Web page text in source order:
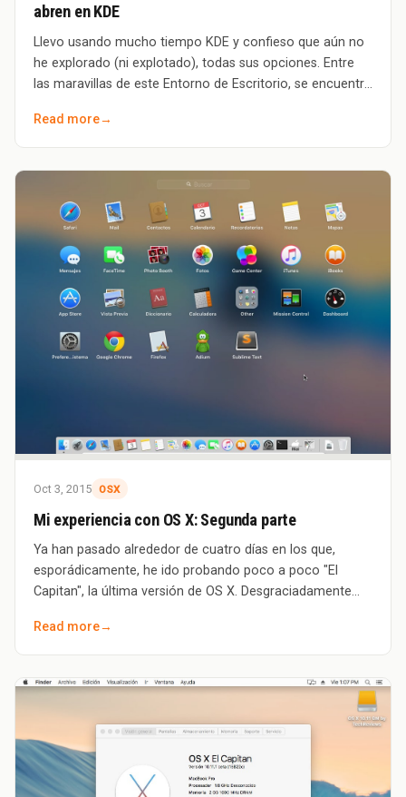
abren en KDE
Llevo usando mucho tiempo KDE y confieso que aún no
he explorado (ni explotado), todas sus opciones. Entre
las maravillas de este Entorno de Escritorio, se encuentra
Read more→
Oct 3, 2015 OSX
Mi experiencia con OS X: Segunda parte
Ya han pasado alrededor de cuatro días en los que,
esporádicamente, he ido probando poco a poco "El
Capitan", la última versión de OS X. Desgraciadamente
Read more→